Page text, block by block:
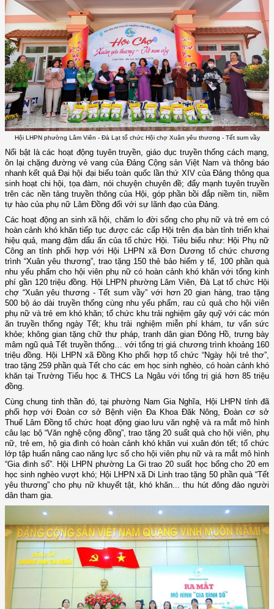
Hội LHPN phường Lâm Viên - Đà Lạt tổ chức Hội chợ Xuân yêu thương - Tết sum vầy
Nổi bật là các hoạt động tuyên truyền, giáo dục truyền thống cách mạng,
ôn lại chặng đường vẻ vang của Đảng Cộng sản Việt Nam và thông báo
nhanh kết quả Đại hội đại biểu toàn quốc lần thứ XIV của Đảng thông qua
sinh hoạt chi hội, tọa đàm, nói chuyện chuyên đề; đẩy mạnh tuyên truyền
trên các nền tảng truyền thông của Hội, góp phần bồi đắp niềm tin, niềm
tự hào của phụ nữ Lâm Đồng đối với sự lãnh đạo của Đảng.
Các hoạt động an sinh xã hội, chăm lo đời sống cho phụ nữ và trẻ em có
hoàn cảnh khó khăn tiếp tục được các cấp Hội trên địa bàn tỉnh triển khai
hiệu quả, mang đậm dấu ấn của tổ chức Hội. Tiêu biểu như: Hội Phụ nữ
Công an tỉnh phối hợp với Hội LHPN xã Đơn Dương tổ chức chương
trình “Xuân yêu thương”, trao tặng 150 thẻ bảo hiểm y tế, 100 phần quà
nhu yếu phẩm cho hội viên phụ nữ có hoàn cảnh khó khăn với tổng kinh
phí gần 120 triệu đồng. Hội LHPN phường Lâm Viên, Đà Lạt tổ chức Hội
chợ “Xuân yêu thương - Tết sum vầy” với hơn 20 gian hàng, trao tặng
500 bộ áo dài truyền thống cùng nhu yếu phẩm, rau củ quả cho hội viên
phụ nữ và trẻ em khó khăn; tổ chức khu trải nghiệm gây quỹ với các món
ăn truyền thống ngày Tết; khu trải nghiệm miễn phí khám, tư vấn sức
khỏe; không gian tặng chữ thư pháp, tranh dân gian Đông Hồ, trưng bày
mâm ngũ quả Tết truyền thống… với tổng trị giá chương trình khoảng 160
triệu đồng. Hội LHPN xã Đồng Kho phối hợp tổ chức “Ngày hội trẻ thơ”,
trao tặng 259 phần quà Tết cho các em học sinh nghèo, có hoàn cảnh khó
khăn tại Trường Tiểu học & THCS La Ngâu với tổng trị giá hơn 85 triệu
đồng.
Cùng chung tinh thần đó, tại phường Nam Gia Nghĩa, Hội LHPN tỉnh đã
phối hợp với Đoàn cơ sở Bệnh viện Đa Khoa Đăk Nông, Đoàn cơ sở
Thuế Lâm Đồng tổ chức hoạt động giao lưu văn nghệ và ra mắt mô hình
câu lạc bộ “Văn nghệ cộng đồng”, trao tặng 20 suất quà cho hội viên, phụ
nữ, trẻ em, hộ gia đình có hoàn cảnh khó khăn vui xuân đón tết; tổ chức
lớp tập huấn nâng cao năng lực số cho hội viên phụ nữ và ra mắt mô hình
“Gia đình số”. Hội LHPN phường La Gi trao 20 suất học bổng cho 20 em
học sinh nghèo vượt khó; Hội LHPN xã Di Linh trao tặng 50 phần quà “Tết
yêu thương” cho phụ nữ khuyết tật, khó khăn... thu hút đông đảo người
dân tham gia.